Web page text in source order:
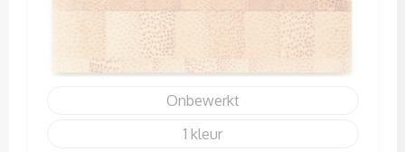
Onbewerkt
1